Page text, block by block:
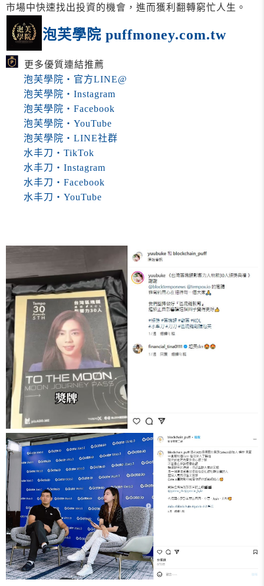
市場中快速找出投資的機會，進而獲利翻轉窮忙人生。
泡芙學院 puffmoney.com.tw
更多優質連結推薦
泡芙學院・官方LINE@
泡芙學院・Instagram
泡芙學院・Facebook
泡芙學院・YouTube
泡芙學院・LINE社群
水丰刀・TikTok
水丰刀・Instagram
水丰刀・Facebook
水丰刀・YouTube